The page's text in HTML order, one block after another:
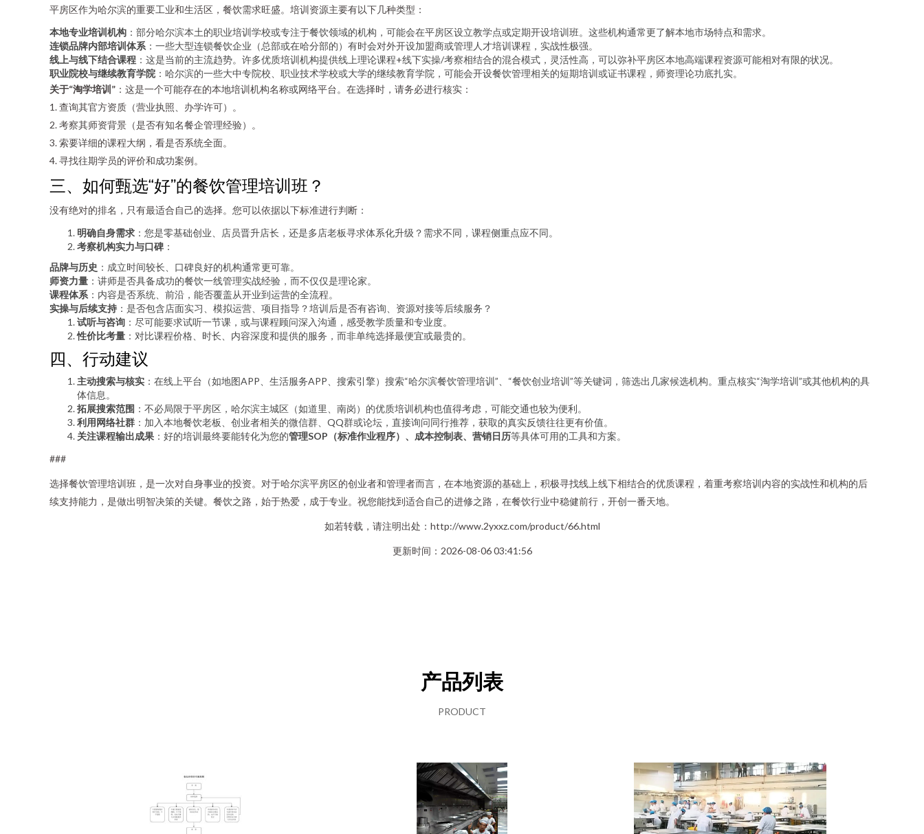
平房区作为哈尔滨的重要工业和生活区，餐饮需求旺盛。培训资源主要有以下几种类型：
本地专业培训机构 ：部分哈尔滨本土的职业培训学校或专注于餐饮领域的机构，可能会在平房区设立教学点或定期开设培训班。这些机构通常更了解本地市场特点和需求。
连锁品牌内部培训体系 ：一些大型连锁餐饮企业（总部或在哈分部的）有时会对外开设加盟商或管理人才培训课程，实战性极强。
线上与线下结合课程 ：这是当前的主流趋势。许多优质培训机构提供线上理论课程+线下实操/考察相结合的混合模式，灵活性高，可以弥补平房区本地高端课程资源可能相对有限的状况。
职业院校与继续教育学院 ：哈尔滨的一些大中专院校、职业技术学校或大学的继续教育学院，可能会开设餐饮管理相关的短期培训或证书课程，师资理论功底扎实。
关于“淘学培训” ：这是一个可能存在的本地培训机构名称或网络平台。在选择时，请务必进行核实：
1. 查询其官方资质（营业执照、办学许可）。
2. 考察其师资背景（是否有知名餐企管理经验）。
3. 索要详细的课程大纲，看是否系统全面。
4. 寻找往期学员的评价和成功案例。
三、如何甄选“好”的餐饮管理培训班？
没有绝对的排名，只有最适合自己的选择。您可以依据以下标准进行判断：
明确自身需求 ：您是零基础创业、店员晋升店长，还是多店老板寻求体系化升级？需求不同，课程侧重点应不同。
考察机构实力与口碑 ：
品牌与历史 ：成立时间较长、口碑良好的机构通常更可靠。
师资力量 ：讲师是否具备成功的餐饮一线管理实战经验，而不仅仅是理论家。
课程体系 ：内容是否系统、前沿，能否覆盖从开业到运营的全流程。
实操与后续支持 ：是否包含店面实习、模拟运营、项目指导？培训后是否有咨询、资源对接等后续服务？
试听与咨询 ：尽可能要求试听一节课，或与课程顾问深入沟通，感受教学质量和专业度。
性价比考量 ：对比课程价格、时长、内容深度和提供的服务，而非单纯选择最便宜或最贵的。
四、行动建议
主动搜索与核实 ：在线上平台（如地图APP、生活服务APP、搜索引擎）搜索“哈尔滨餐饮管理培训”、“餐饮创业培训”等关键词，筛选出几家候选机构。重点核实“淘学培训”或其他机构的具
体信息。
拓展搜索范围 ：不必局限于平房区，哈尔滨主城区（如道里、南岗）的优质培训机构也值得考虑，可能交通也较为便利。
利用网络社群 ：加入本地餐饮老板、创业者相关的微信群、QQ群或论坛，直接询问同行推荐，获取的真实反馈往往更有价值。
关注课程输出成果 ：好的培训最终要能转化为您的管理SOP（标准作业程序）、成本控制表、营销日历等具体可用的工具和方案。
###
选择餐饮管理培训班，是一次对自身事业的投资。对于哈尔滨平房区的创业者和管理者而言，在本地资源的基础上，积极寻找线上线下相结合的优质课程，着重考察培训内容的实战性和机构的后
续支持能力，是做出明智决策的关键。餐饮之路，始于热爱，成于专业。祝您能找到适合自己的进修之路，在餐饮行业中稳健前行，开创一番天地。
如若转载，请注明出处：http://www.2yxxz.com/product/66.html
更新时间：2026-08-06 03:41:56
产品列表
PRODUCT